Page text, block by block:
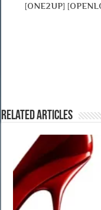
[ONE2UP]
Related Articles